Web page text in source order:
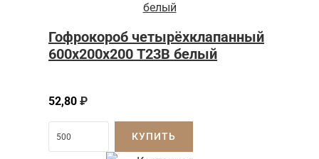
Гофрокороб четырёхклапанный
600х200х200 Т23В белый
52,80 ₽
КУПИТЬ